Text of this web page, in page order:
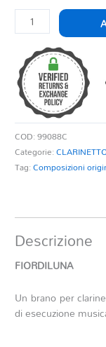
FIORDILUNA
quantità
COD:99088C
Categorie:
Tag:Composizioni
Descrizione
FIORDILUNA
Un brano per
di esecuzione